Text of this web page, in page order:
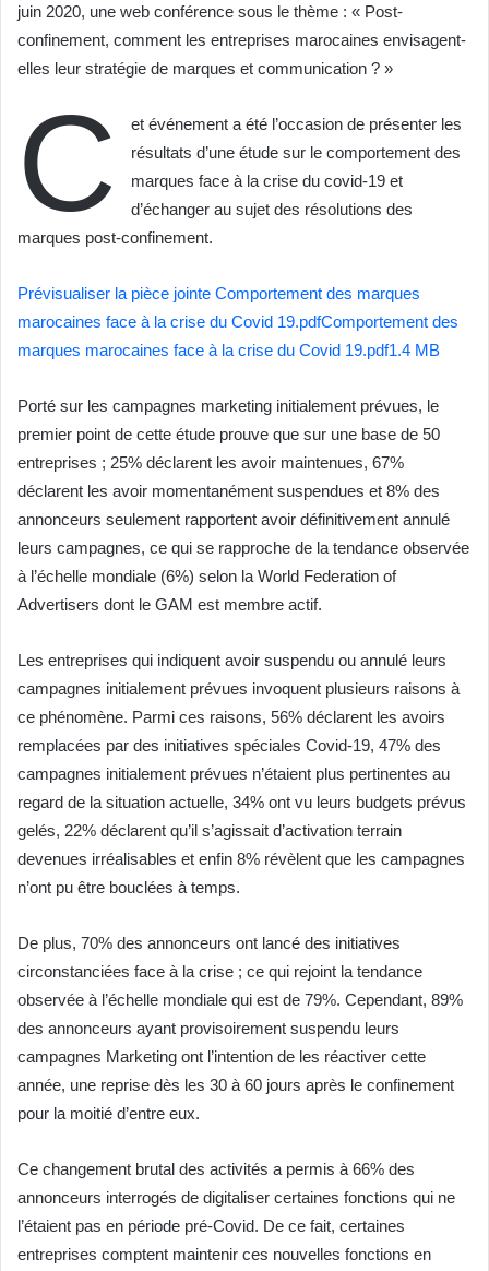
juin 2020, une web conférence sous le thème : « Post-
confinement, comment les entreprises marocaines envisagent-
elles leur stratégie de marques et communication ? »
C
et événement a été l’occasion de présenter les
résultats d’une étude sur le comportement des
marques face à la crise du covid-19 et
d’échanger au sujet des résolutions des
marques post-confinement.
Prévisualiser la pièce jointe Comportement des marques
marocaines face à la crise du Covid 19.pdfComportement des
marques marocaines face à la crise du Covid 19.pdf1.4 MB
Porté sur les campagnes marketing initialement prévues, le
premier point de cette étude prouve que sur une base de 50
entreprises ; 25% déclarent les avoir maintenues, 67%
déclarent les avoir momentanément suspendues et 8% des
annonceurs seulement rapportent avoir définitivement annulé
leurs campagnes, ce qui se rapproche de la tendance observée
à l’échelle mondiale (6%) selon la World Federation of
Advertisers dont le GAM est membre actif.
Les entreprises qui indiquent avoir suspendu ou annulé leurs
campagnes initialement prévues invoquent plusieurs raisons à
ce phénomène. Parmi ces raisons, 56% déclarent les avoirs
remplacées par des initiatives spéciales Covid-19, 47% des
campagnes initialement prévues n’étaient plus pertinentes au
regard de la situation actuelle, 34% ont vu leurs budgets prévus
gelés, 22% déclarent qu’il s’agissait d’activation terrain
devenues irréalisables et enfin 8% révèlent que les campagnes
n’ont pu être bouclées à temps.
De plus, 70% des annonceurs ont lancé des initiatives
circonstanciées face à la crise ; ce qui rejoint la tendance
observée à l’échelle mondiale qui est de 79%. Cependant, 89%
des annonceurs ayant provisoirement suspendu leurs
campagnes Marketing ont l’intention de les réactiver cette
année, une reprise dès les 30 à 60 jours après le confinement
pour la moitié d’entre eux.
Ce changement brutal des activités a permis à 66% des
annonceurs interrogés de digitaliser certaines fonctions qui ne
l’étaient pas en période pré-Covid. De ce fait, certaines
entreprises comptent maintenir ces nouvelles fonctions en